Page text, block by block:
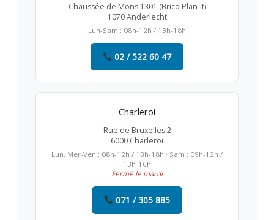
Chaussée de Mons 1301 (Brico Plan-it)
1070 Anderlecht
Lun-Sam : 08h-12h / 13h-18h
02 / 522 60 47
Charleroi
Rue de Bruxelles 2
6000 Charleroi
Lun, Mer-Ven : 08h-12h / 13h-18h · Sam : 09h-12h /
13h-16h
Fermé le mardi
071 / 305 885